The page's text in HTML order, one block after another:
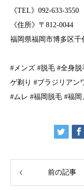
《TEL》092-633-3550
《住所》〒812-0044
福岡県福岡市博多区千
#メンズ #脱毛 #全身
ゲ剃り #ブラジリアン
#ムレ #福岡脱毛 #福
前の記事